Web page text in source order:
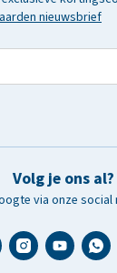
nieuwsbrief
Volg je ons al?
via onze social